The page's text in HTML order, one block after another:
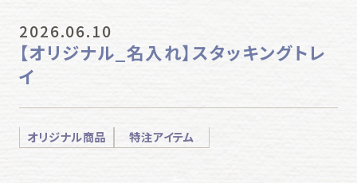
2026.06.10
【オリジナル_名入れ】スタッキングトレ
イ
オリジナル商品 特注アイテム